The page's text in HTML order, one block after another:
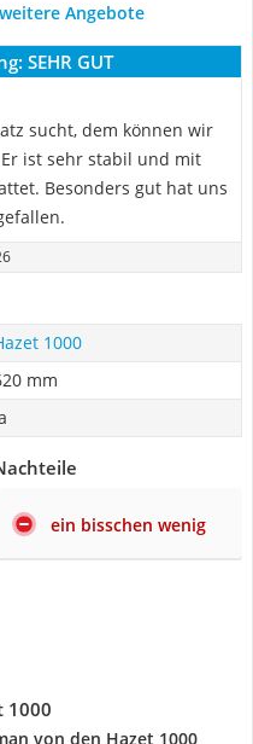
Angebote
SEHR GUT
sucht, dem können wir
ist sehr stabil und mit
Besonders gut hat uns
1000
mm
ein bisschen wenig
1000
von den Hazet 1000